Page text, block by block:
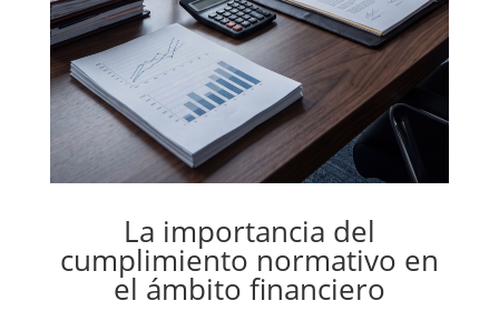
La importancia del
cumplimiento normativo en
el ámbito financiero